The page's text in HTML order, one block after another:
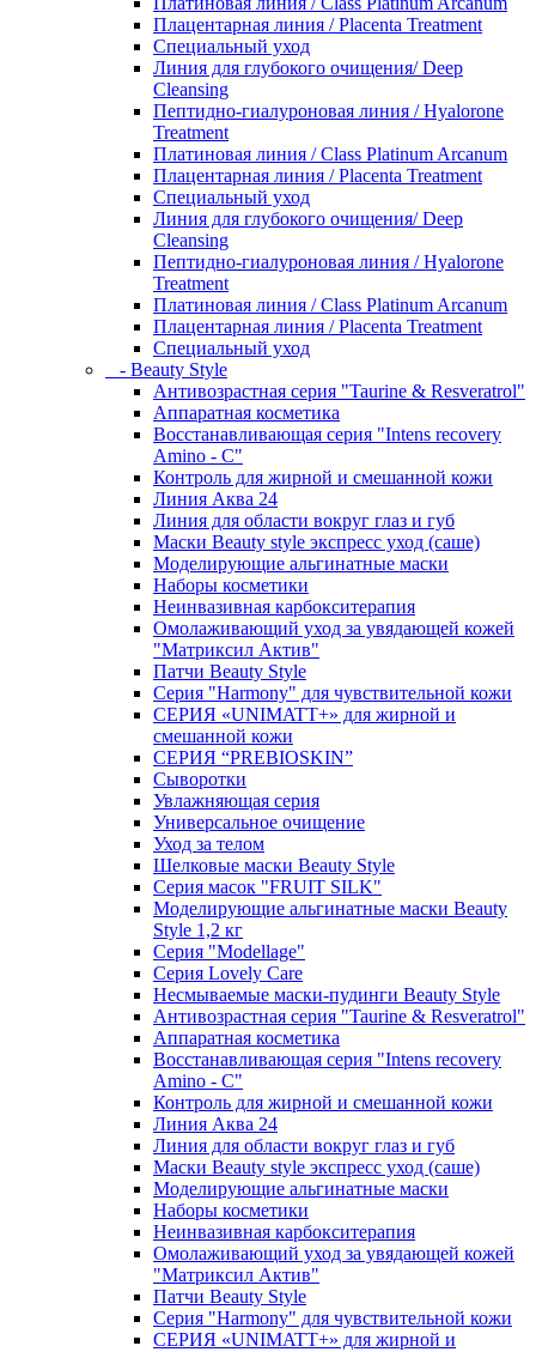
Плацентарная линия / Placenta Treatment
Специальный уход
Линия для глубокого очищения/ Deep
Cleansing
Пептидно-гиалуроновая линия / Hyalorone
Treatment
Платиновая линия / Class Platinum Arcanum
Плацентарная линия / Placenta Treatment
Специальный уход
Линия для глубокого очищения/ Deep
Cleansing
Пептидно-гиалуроновая линия / Hyalorone
Treatment
Платиновая линия / Class Platinum Arcanum
Плацентарная линия / Placenta Treatment
Специальный уход
- Beauty Style
Антивозрастная серия "Taurine & Resveratrol"
Аппаратная косметика
Восстанавливающая серия "Intens recovery
Amino - C"
Контроль для жирной и смешанной кожи
Линия Аква 24
Линия для области вокруг глаз и губ
Маски Beauty style экспресс уход (саше)
Моделирующие альгинатные маски
Наборы косметики
Неинвазивная карбокситерапия
Омолаживающий уход за увядающей кожей
"Матриксил Актив"
Патчи Beauty Style
Серия "Harmony" для чувствительной кожи
СЕРИЯ «UNIMATT+» для жирной и
смешанной кожи
СЕРИЯ “PREBIOSKIN”
Сыворотки
Увлажняющая серия
Универсальное очищение
Уход за телом
Шелковые маски Beauty Style
Серия масок "FRUIT SILK"
Моделирующие альгинатные маски Beauty
Style 1,2 кг
Серия "Modellage"
Cерия Lovely Care
Несмываемые маски-пудинги Beauty Style
Антивозрастная серия "Taurine & Resveratrol"
Аппаратная косметика
Восстанавливающая серия "Intens recovery
Amino - C"
Контроль для жирной и смешанной кожи
Линия Аква 24
Линия для области вокруг глаз и губ
Маски Beauty style экспресс уход (саше)
Моделирующие альгинатные маски
Наборы косметики
Неинвазивная карбокситерапия
Омолаживающий уход за увядающей кожей
"Матриксил Актив"
Патчи Beauty Style
Серия "Harmony" для чувствительной кожи
СЕРИЯ «UNIMATT+» для жирной и